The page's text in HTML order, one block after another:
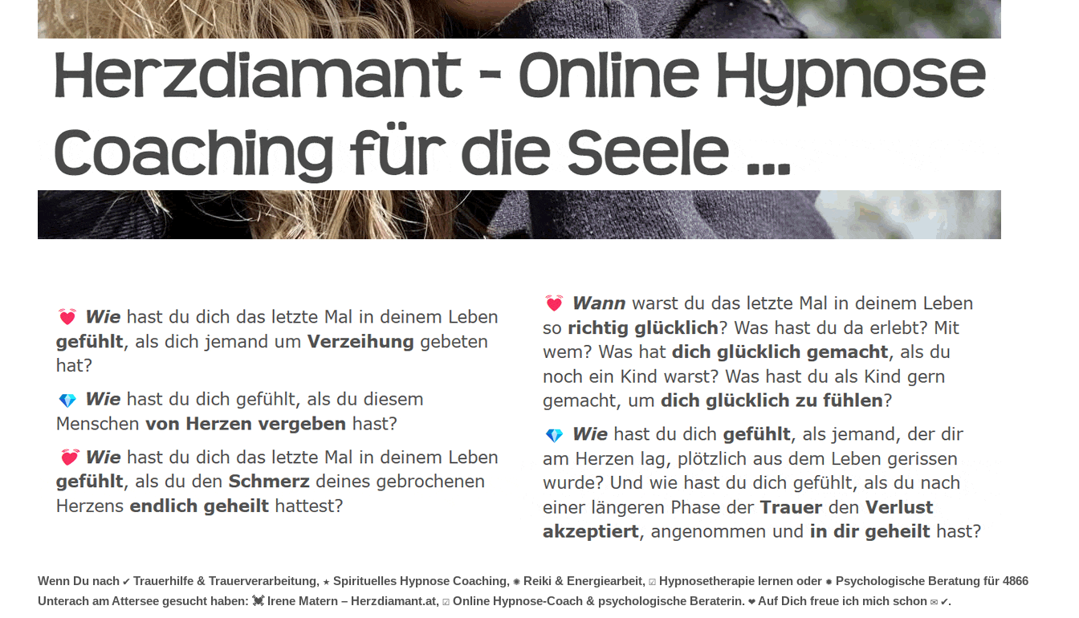
Wenn Du nach ✔️ Trauerhilfe & Trauerverarbeitung, ★ Spirituelles Hypnose Coaching, ✺ Reiki & Energiearbeit, ☑️ Hypnosetherapie lernen oder ✹ Psychologische Beratung für 4866
Unterach am Attersee gesucht haben: 💓️ Irene Matern – Herzdiamant.at, ☑️ Online Hypnose-Coach & psychologische Beraterin. ❤ Auf Dich freue ich mich schon ✉ ✔.